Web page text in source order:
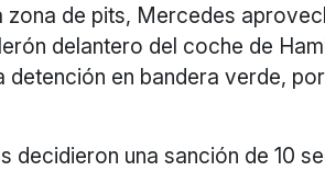
zona de pits, Mercedes
delantero del coche de
detención en bandera verde,
decidieron una sanción de 10